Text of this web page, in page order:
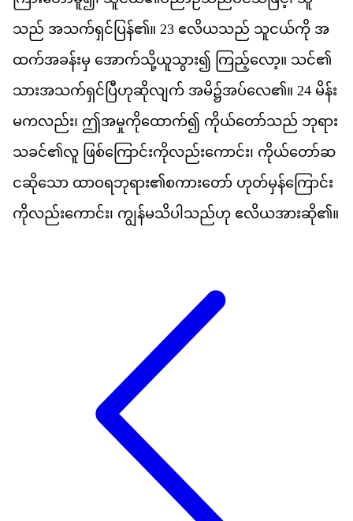
သည အသကရင ပန်၏။ 23 ဧလယသည သငယက အ
ထကအခနမ အကသယသွား၍ ကညလော့။ သင်၏​
သအသကရင ပဟဆလက အမိ၌​အပလေ၏။ 24 မန
မကလည်း၊ ဤအမကထက်၍ ကယတသည ဘရ
သခင်၏​လ ဖစကငကလညကင်း၊ ကယတဆ
ငဆသ ထဝရဘရား၏​စကတ ဟတမနကင
ကလညကင်း၊ ကနမသပ သညဟ ဧလယအဆို၏။